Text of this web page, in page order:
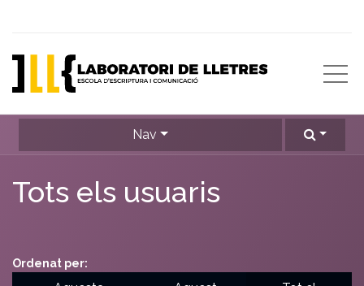
Nav
Tots els usuaris
Ordenat per: